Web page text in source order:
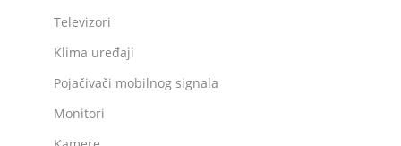
Televizori
Klima uređaji
Pojačivači mobilnog signala
Monitori